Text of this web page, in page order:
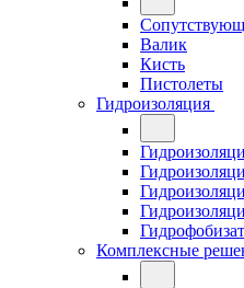
Валик
Кисть
Пистолеты
Гидроизоляция
Комплексные